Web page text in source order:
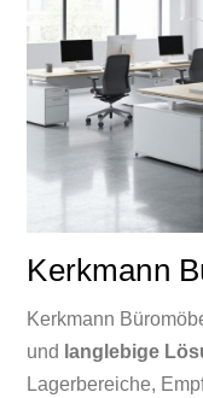
Kerkmann
Kerkmann
und langlebige
Lagerbereiche,